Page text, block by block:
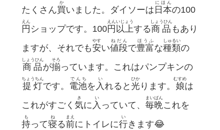
たくさん買
か
いました。ダイソーは 日本
にほん
の100
円
えん
ショップです。100円
えん
以上
いじょう
する商品
しょうひん
もあり
ますが、それでも安
やす
い値段
ねだん
で豊富
ほうふ
な種類
しゅるい
の
商品
しょうひん
が揃
そろ
っています。これはパンプキンの
提灯
ちょうちん
です。 電池
でんち
を 入
い
れると光
ひか
ります。 娘
むすめ
は
これがすごく気
き
に 入
い
っていて、毎晩
まいばん
これを
持
も
って寝
ね
る前
まえ
にトイレに行
い
きます😂